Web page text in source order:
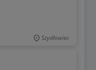
Szydłowiec